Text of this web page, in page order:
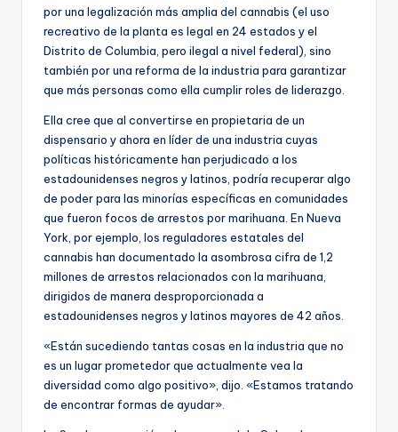
por una legalización más amplia del cannabis (el uso
recreativo de la planta es legal en 24 estados y el
Distrito de Columbia, pero ilegal a nivel federal), sino
también por una reforma de la industria para garantizar
que más personas como ella cumplir roles de liderazgo.
Ella cree que al convertirse en propietaria de un
dispensario y ahora en líder de una industria cuyas
políticas históricamente han perjudicado a los
estadounidenses negros y latinos, podría recuperar algo
de poder para las minorías específicas en comunidades
que fueron focos de arrestos por marihuana. En Nueva
York, por ejemplo, los reguladores estatales del
cannabis han documentado la asombrosa cifra de 1,2
millones de arrestos relacionados con la marihuana,
dirigidos de manera desproporcionada a
estadounidenses negros y latinos mayores de 42 años.
«Están sucediendo tantas cosas en la industria que no
es un lugar prometedor que actualmente vea la
diversidad como algo positivo», dijo. «Estamos tratando
de encontrar formas de ayudar».